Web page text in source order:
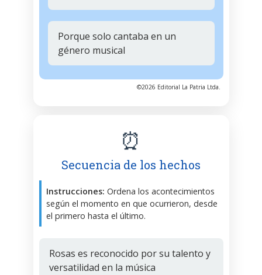
Porque solo cantaba en un
género musical
©2026 Editorial La Patria Ltda.
⏰
Secuencia de los hechos
Instrucciones: Ordena los acontecimientos
según el momento en que ocurrieron, desde
el primero hasta el último.
Rosas es reconocido por su talento y
versatilidad en la música